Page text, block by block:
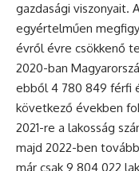
gazdasági viszonyait.
egyértelműen
évről évre csökkenő
2020-ban
ebből 4 780 849 férfi
következő években
2021-re a lakosság
majd 2022-ben
már csak 9 804 022